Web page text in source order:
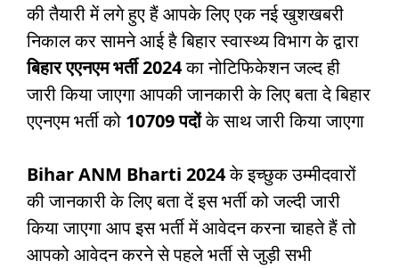
की तैयारी में लगे हुए हैं आपके लिए एक नई खुशखबरी
निकाल कर सामने आई है बिहार स्वास्थ्य विभाग के द्वारा
बिहार एएनएम भर्ती2024का नोटिफिकेशन जल्द ही
जारी किया जाएगा आपकी जानकारी के लिए बता दे बिहार
एएनएम भर्ती को 10709 पदोंके साथ जारी किया जाएगा
Bihar ANM Bharti 2024के इच्छुक उम्मीदवारों
की जानकारी के लिए बता दें इस भर्ती को जल्दी जारी
किया जाएगा आप इस भर्ती में आवेदन करना चाहते हैं तो
आपको आवेदन करने से पहले भर्ती से जुड़ी सभी